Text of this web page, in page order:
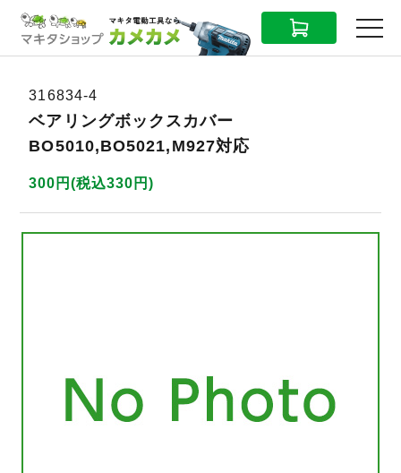
CART MENU
316834-4
ベアリングボックスカバー
BO5010,BO5021,M927対応
300円(税込330円)